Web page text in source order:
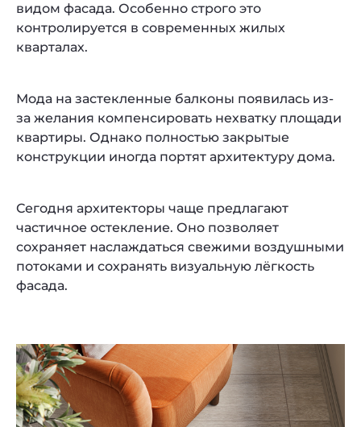
видом фасада. Особенно строго это
контролируется в современных жилых
кварталах.
Мода на застекленные балконы появилась из-
за желания компенсировать нехватку площади
квартиры. Однако полностью закрытые
конструкции иногда портят архитектуру дома.
Сегодня архитекторы чаще предлагают
частичное остекление. Оно позволяет
сохраняет наслаждаться свежими воздушными
потоками и сохранять визуальную лёгкость
фасада.